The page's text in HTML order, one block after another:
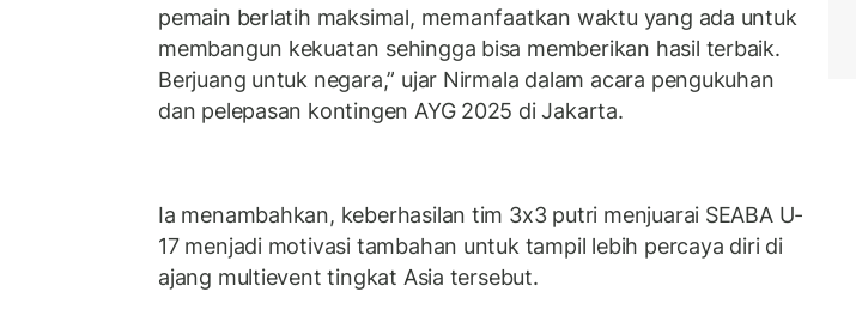
pemain berlatih maksimal, memanfaatkan waktu yang ada untuk
membangun kekuatan sehingga bisa memberikan hasil terbaik.
Berjuang untuk negara,” ujar Nirmala dalam acara pengukuhan
dan pelepasan kontingen AYG 2025 di Jakarta.
Ia menambahkan, keberhasilan tim 3x3 putri menjuarai SEABA U-
17 menjadi motivasi tambahan untuk tampil lebih percaya diri di
ajang multievent tingkat Asia tersebut.